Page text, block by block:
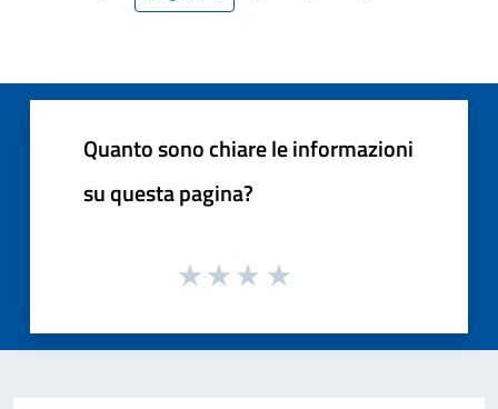
Quanto sono chiare le informazioni
su questa pagina?